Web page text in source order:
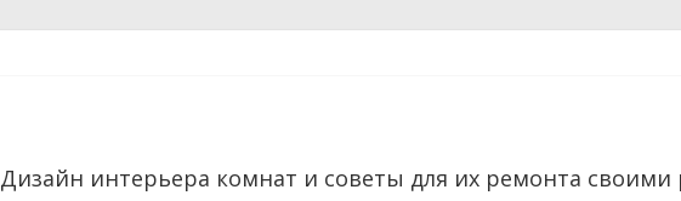
Дизайн интерьера комнат и советы для их ремонта